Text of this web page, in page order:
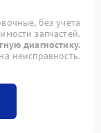
без учета
запчастей.
диагностику.
неисправность.